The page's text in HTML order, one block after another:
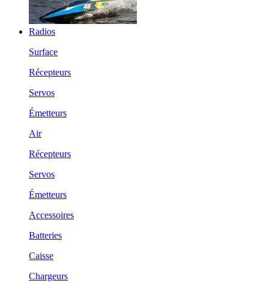
Radios
Surface
Récepteurs
Servos
Émetteurs
Air
Récepteurs
Servos
Émetteurs
Accessoires
Batteries
Caisse
Chargeurs